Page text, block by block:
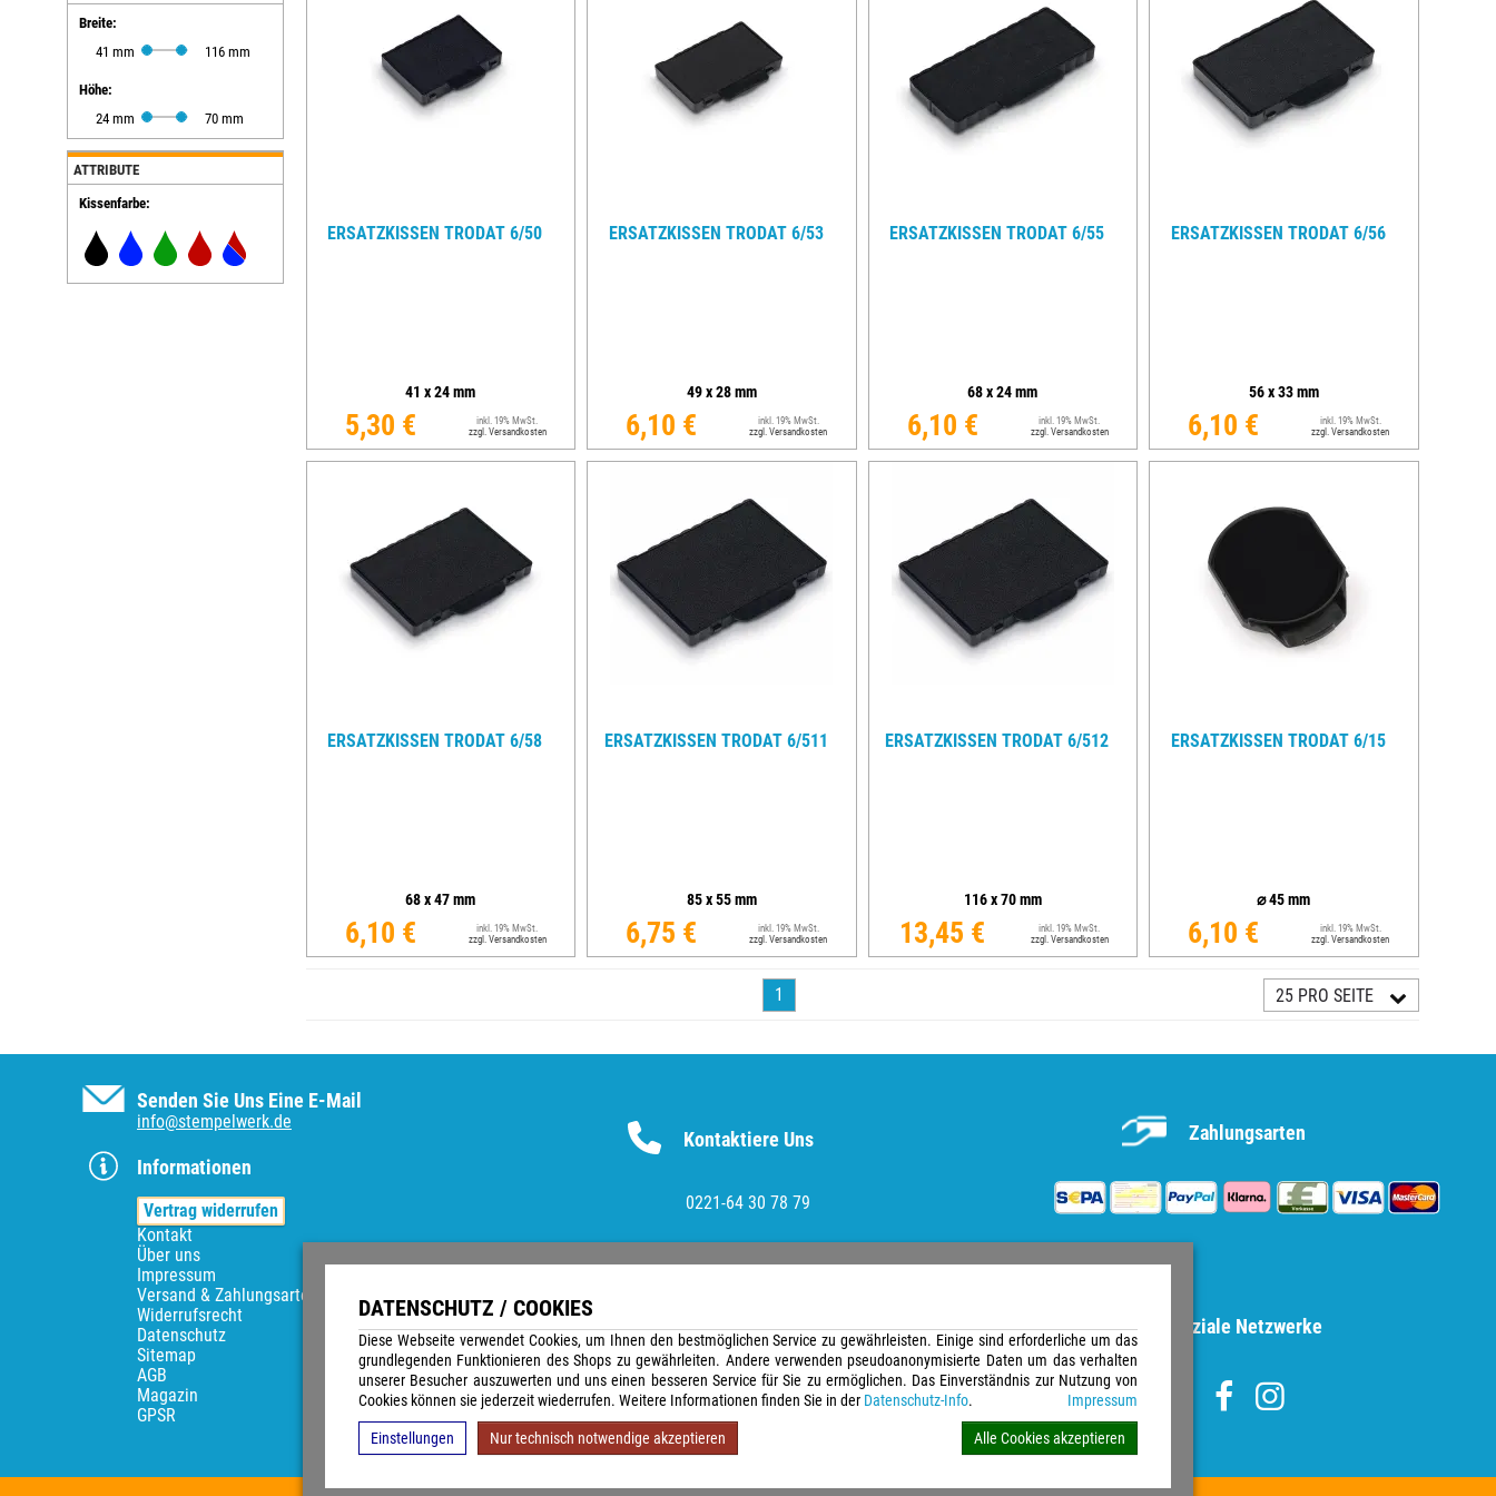
DATENSCHUTZ / COOKIES
Diese Webseite verwendet Cookies, um Ihnen den bestmöglichen Service zu gewährleisten. Einige sind erforderliche um das
grundlegenden Funktionieren des Shops zu gewährleiten. Andere verwenden pseudoanonymisierte Daten um das verhalten
unserer Besucher auszuwerten und uns einen besseren Service für Sie zu ermöglichen. Das Einverständnis zur Nutzung von
Cookies können sie jederzeit wiederrufen. Weitere Informationen finden Sie in der Datenschutz-Info. Impressum
Einstellungen Nur technisch notwendige akzeptieren Alle Cookies akzeptieren
EINSÄTZE FÜR TRODAT PRÄGEZANGEN
DELRINPLATTEN FÜR PRÄGEZANGEN
TRODAT® CREATIVE MINI STEMPEL + KISSEN SET
Breite:
41 mm
116 mm
Höhe:
24 mm
70 mm
ATTRIBUTE
Kissenfarbe:
ERSATZKISSEN TRODAT 6/50
41 x24mm
5,30 €
inkl. 19% MwSt.
zzgl. Versandkosten
ERSATZKISSEN TRODAT 6/53
49x28mm
6,10 €
inkl. 19% MwSt.
zzgl. Versandkosten
ERSATZKISSEN TRODAT 6/55
68x24mm
6,10 €
inkl. 19% MwSt.
zzgl. Versandkosten
ERSATZKISSEN TRODAT 6/56
56x33mm
6,10 €
inkl. 19% MwSt.
zzgl. Versandkosten
ERSATZKISSEN TRODAT 6/58
68x47mm
6,10 €
inkl. 19% MwSt.
zzgl. Versandkosten
ERSATZKISSEN TRODAT 6/511
85x55mm
6,75 €
inkl. 19% MwSt.
zzgl. Versandkosten
ERSATZKISSEN TRODAT 6/512
116x70mm
13,45 €
inkl. 19% MwSt.
zzgl. Versandkosten
ERSATZKISSEN TRODAT 6/15
⌀45mm
6,10 €
inkl. 19% MwSt.
zzgl. Versandkosten
25 PRO SEITE
1
Senden Sie Uns Eine E-Mail
info@stempelwerk.de
Informationen
Vertrag widerrufen
Kontakt
Über uns
Impressum
Versand & Zahlungsarten
Widerrufsrecht
Datenschutz
Sitemap
AGB
Magazin
GPSR
Kontaktiere Uns
0221-64 30 78 79
Versandunternehmen
Zahlungsarten
Soziale Netzwerke